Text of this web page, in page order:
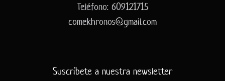
Teléfono: 609121715
comekhronos@gmail.com
Suscríbete a nuestra newsletter